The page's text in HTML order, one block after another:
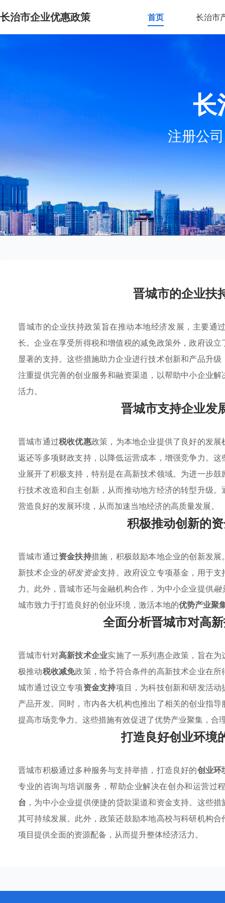
长治市企业优惠政策 首页 长治市
长
注册公
晋城市的企业扶
晋城市的企业扶持政策旨在推动本地经济发展，主要通
长。企业在享受所得税和增值税的减免政策外，政府设
显著的支持。这些措施助力企业进行技术创新和产品升
注重提供完善的创业服务和融资渠道，以帮助中小企业
活力。
晋城市支持企业发
晋城市通过税收优惠政策，为本地企业提供了良好的发
返还等多项财政支持，以降低运营成本，增强竞争力。这
业展开了积极支持，特别是在高新技术领域。为进一步
行技术改造和自主创新，从而推动地方经济的转型升级。
营造良好的发展环境，从而加速当地经济的高质量发展。
积极推动创新的
晋城市通过资金扶持措施，积极鼓励本地企业的创新发
新技术企业的研发资金支持。政府设立专项基金，用于
力。此外，晋城市还与金融机构合作，为中小企业提供融
城市致力于打造良好的创业环境，激活本地的优势产业聚
全面分析晋城市对高
晋城市针对高新技术企业实施了一系列惠企政策，旨在
极推动税收减免政策，给予符合条件的高新技术企业在
城市通过设立专项资金支持项目，为科技创新和研发活
产品开发。同时，市内各大机构也推出了相关的创业指
提高市场竞争力。这些措施有效促进了优势产业聚集，
打造良好创业环境
晋城市积极通过多种服务与支持举措，打造良好的创业环
专业的咨询与培训服务，帮助企业解决在创办和运营过
台 ，为中小企业提供便捷的贷款渠道和资金支持。这些
其可持续发展。此外，政策还鼓励本地高校与科研机构
项目提供全面的资源配备，从而提升整体经济活力。